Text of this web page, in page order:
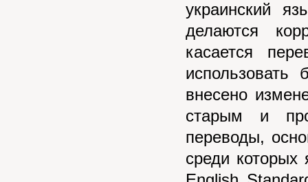
украинский
делаются
касается
внесено
старым и
переводы,
среди которых